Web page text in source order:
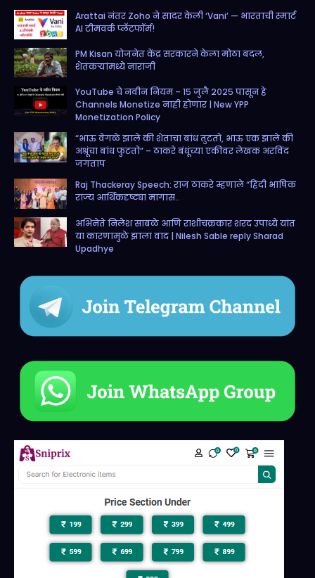
o
k
a
m
r
e
Arattai नंतर Zoho ने सादर केली ‘Vani’ — भारताची स्मार्ट
AI टीमवर्क प्लॅटफॉर्म!
PM Kisan योजनेत केंद्र सरकारने केला मोठा बदल,
शेतकऱ्यांमध्ये नाराजी
YouTube चे नवीन नियम – १५ जुलै २०२५ पासून हे
Channels Monetize नाही होणार | New YPP
Monetization Policy
“भाऊ वेगळे झाले की शेताचा बांध तुटतो, भाऊ एक झाले की
अश्रूंचा बांध फुटतो” – ठाकरे बंधूंच्या एकीवर लेखक अरविंद
जगताप
Raj Thackeray Speech: राज ठाकरे म्हणाले “हिंदी भाषिक
राज्य आर्थिकदृष्ट्या मागास..
अभिनेते निलेश साबळे आणि राशीचक्रकार शरद उपाध्ये यांत
या कारणामुळे झाला वाद | Nilesh Sable reply Sharad
Upadhye